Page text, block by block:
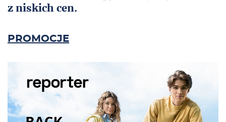
z niskich cen.
PROMOCJE